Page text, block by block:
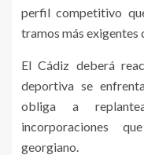
perfil competitivo
tramos más exigentes
El Cádiz deberá
deportiva se
obliga a
incorporaciones
georgiano.